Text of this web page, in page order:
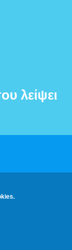
λείψει
Προστασίας